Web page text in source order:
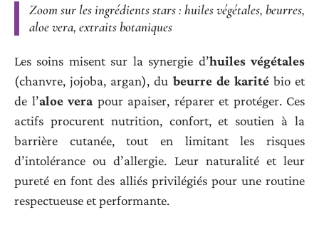
Zoom sur les ingrédients stars : huiles végétales, beurres,
aloe vera, extraits botaniques
Les soins misent sur la synergie d’huiles végétales
(chanvre, jojoba, argan), du beurre de karitébio et
de l’aloe vera pour apaiser, réparer et protéger. Ces
actifs procurent nutrition, confort, et soutien à la
barrière cutanée, tout en limitant les risques
d’intolérance ou d’allergie. Leur naturalité et leur
pureté en font des alliés privilégiés pour une routine
respectueuse et performante.